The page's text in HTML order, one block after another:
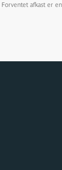
Forventet afkast er